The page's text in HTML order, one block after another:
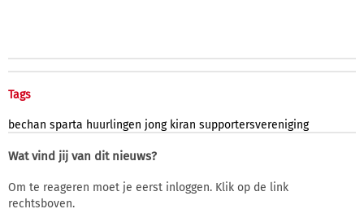
Tags
bechan sparta huurlingen jong kiran supportersvereniging
Wat vind jij van dit nieuws?
Om te reageren moet je eerst inloggen. Klik op de link
rechtsboven.